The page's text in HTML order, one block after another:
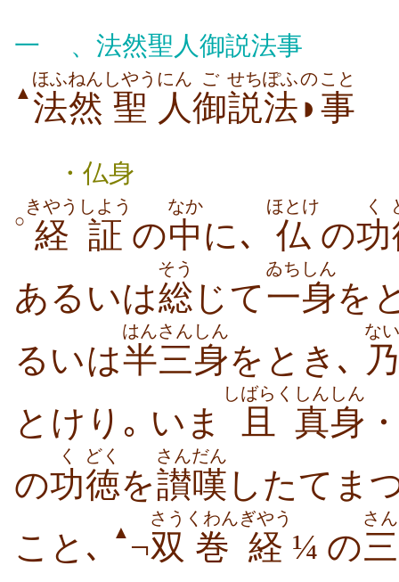
一 、法然聖人御説法事
▲ 法然
ほふねん
聖
しやう
人
にん
御
ご
説法
せちぽふ
◗
の
事
こと
・仏身
○ 経
きやう
証
しよう
の中
なか
に､ 仏
ほとけ
の功
く
あるいは総
そう
じて一身
ゐちしん
を
るいは半
はん
三身
さんしん
をとき､ 乃
ない
とけり｡ いま 且
しばらく
真身
しんしん
の功
く
徳
どく
を讃嘆
さんだん
したてま
こと､
▲ ¬双
さう
巻経
くわんぎやう
¼ の
さ